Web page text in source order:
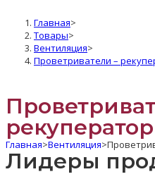
Главная>
Товары>
Вентиляция>
Проветриватели –
Главная>Вентиляция>
Лидеры